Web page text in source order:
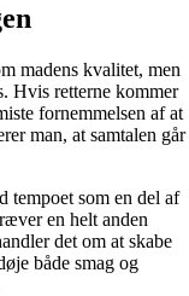
madens kvalitet, men
Hvis retterne kommer
fornemmelsen af at
man, at samtalen går
tempoet som en del af
en helt anden
det om at skabe
både smag og